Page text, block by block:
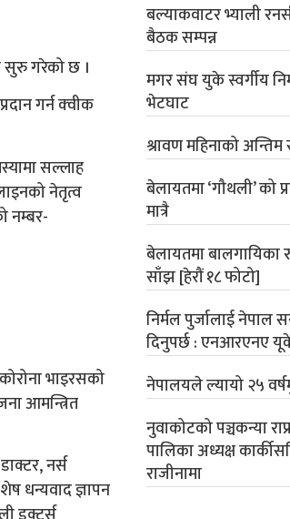
सुरु गरेको छ ।
गर्न क्‍वीक
सल्लाह
नेतृत्व
नम्बर-
भाइरसको
आमन्त्रित
नर्स
धन्यवाद ज्ञापन
बल्याकवाटर भ्याली
बैठक सम्पन्न
मगर संघ युके स्वर्गीय
भेटघाट
श्रावण महिनाको
बेलायतमा ‘गौथली’ को
मात्रै
बेलायतमा
साँझ [हेरौं १८ फोटो]
निर्मल पुर्जालाई नेपाल
दिनुपर्छ : एनआरएनए
नेपालयले ल्यायो २५
नुवाकोटको पञ्चकन्या
पालिका अध्यक्ष
राजीनामा